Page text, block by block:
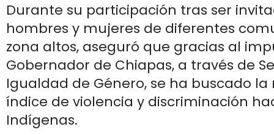
Durante su participación tras ser
hombres y mujeres de diferentes
zona altos, aseguró que gracias al
Gobernador de Chiapas, a través de
Igualdad de Género, se ha buscado
índice de violencia y discriminación
Indígenas.